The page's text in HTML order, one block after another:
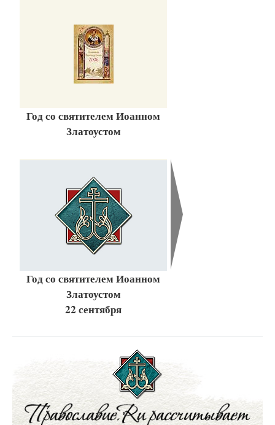
Год со святителем Иоанном
Златоустом
Год со святителем Иоанном
Златоустом
22 сентября